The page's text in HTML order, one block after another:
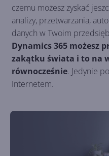
czemu możesz zyskać
analizy, przetwarzania,
danych w Twoim
Dynamics 365 możesz
zakątku świata i to na
równocześnie. Jedynie
Internetem.